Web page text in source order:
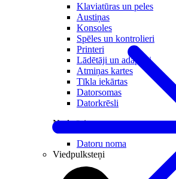
Klaviatūras un peles
Austiņas
Konsoles
Spēles un kontrolieri
Printeri
Lādētāji un adapteri
Atmiņas kartes
Tīkla iekārtas
Datorsomas
Datorkrēsli
Noderīgi
Datoru noma
Viedpulksteņi